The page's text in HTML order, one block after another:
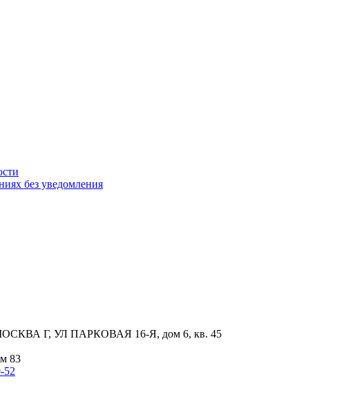
без уведомления
МОСКВА Г, УЛ ПАРКОВАЯ 16-Я, дом 6, кв. 45
83
52